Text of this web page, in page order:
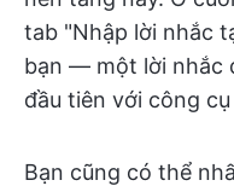
tab "Nhập lời nhắc
bạn — một lời nhắc
đầu tiên với công cụ
Bạn cũng có thể